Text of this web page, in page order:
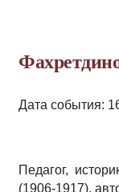
Дата события:
Педагог,
(1906-1917),